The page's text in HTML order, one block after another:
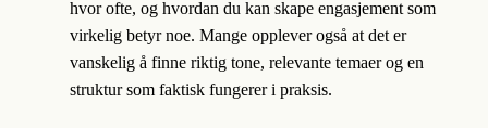
hvor ofte, og hvordan du kan skape engasjement som
virkelig betyr noe. Mange opplever også at det er
vanskelig å finne riktig tone, relevante temaer og en
struktur som faktisk fungerer i praksis.